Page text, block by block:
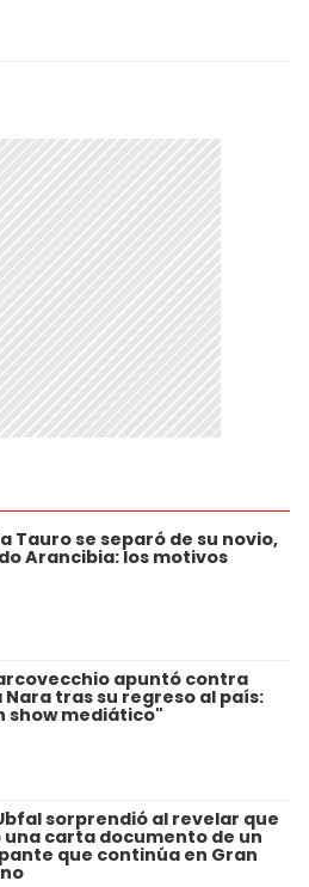
Tauro se separó de su novio,
Arancibia: los motivos
apuntó contra
Nara tras su regreso al país:
show mediático"
sorprendió al revelar que
una carta documento de un
que continúa en Gran